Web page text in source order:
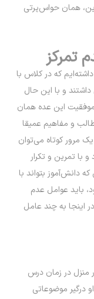
همان حواس‌پرتی
تمرکز
که در کلاس با
و با این حال
این عده همان
و مفاهیم عمیقا
مرور کوتاه می‌توان
با تمرین و تکرار
دانش‌آموز بتواند با
باید عوامل عدم
اینجا به چند عامل
منزل در زمان درس
موضوعاتی